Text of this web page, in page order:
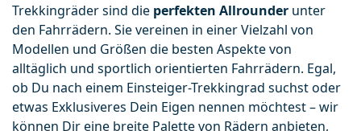
Trekkingräder sind die perfekten Allrounder unter
den Fahrrädern. Sie vereinen in einer Vielzahl von
Modellen und Größen die besten Aspekte von
alltäglich und sportlich orientierten Fahrrädern. Egal,
ob Du nach einem Einsteiger-Trekkingrad suchst oder
etwas Exklusiveres Dein Eigen nennen möchtest – wir
können Dir eine breite Palette von Rädern anbieten,